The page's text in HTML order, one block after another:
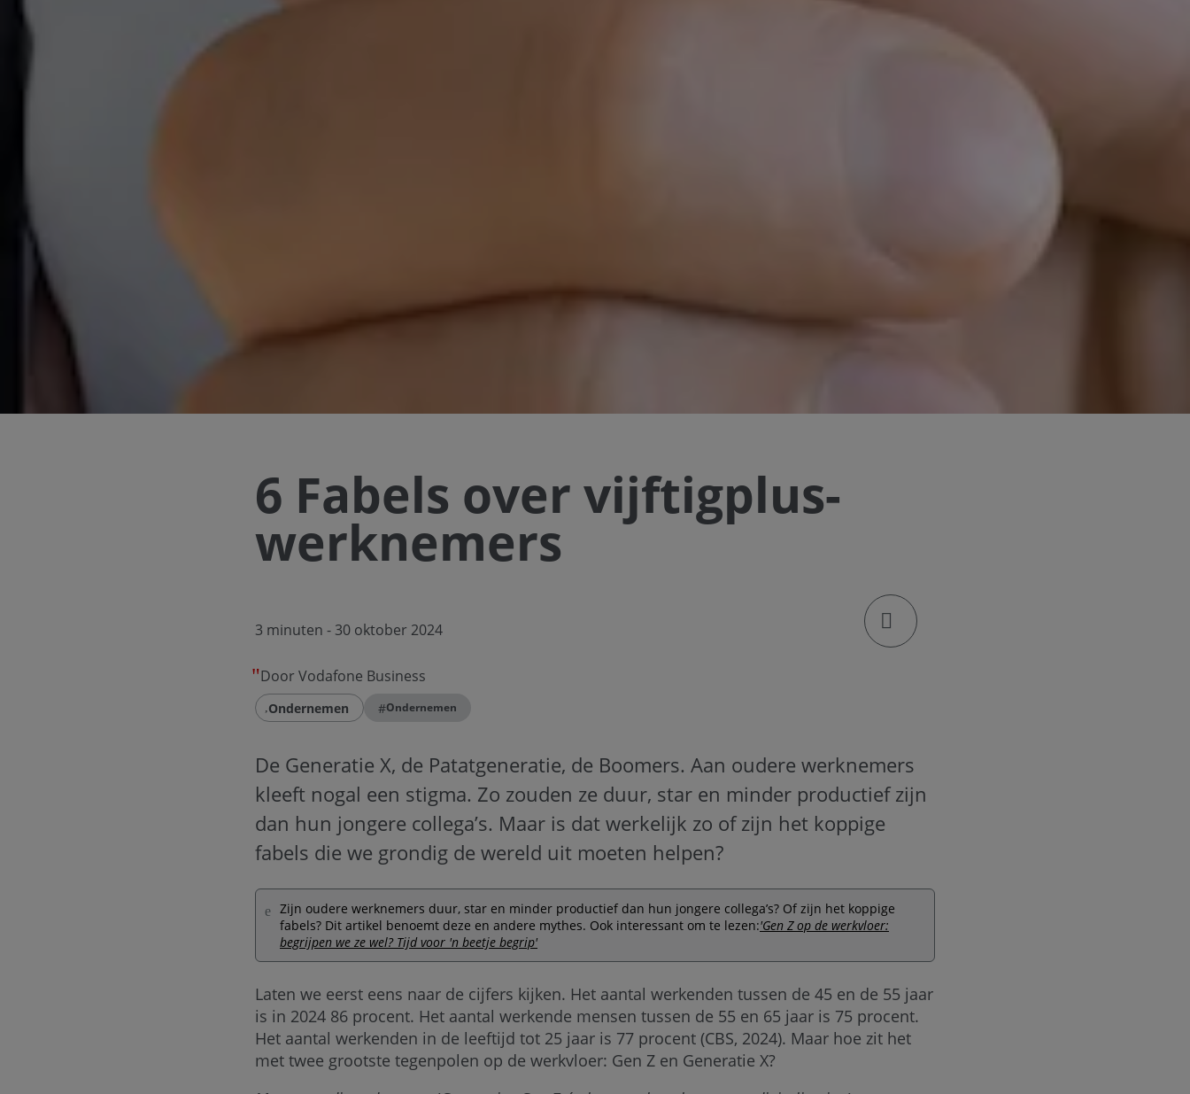
6 Fabels over vijftigplus-
werknemers
3 minuten - 30 oktober 2024
klik om de deellinks te openen
Door Vodafone Business
Ondernemen #Ondernemen
De Generatie X, de Patatgeneratie, de Boomers. Aan oudere werknemers
kleeft nogal een stigma. Zo zouden ze duur, star en minder productief zijn
dan hun jongere collega’s. Maar is dat werkelijk zo of zijn het koppige
fabels die we grondig de wereld uit moeten helpen?
Zijn oudere werknemers duur, star en minder productief dan hun jongere collega’s? Of zijn het koppige
fabels? Dit artikel benoemt deze en andere mythes. Ook interessant om te lezen:'Gen Z op de werkvloer:
begrijpen we ze wel? Tijd voor 'n beetje begrip'
Laten we eerst eens naar de cijfers kijken. Het aantal werkenden tussen de 45 en de 55 jaar
is in 2024 86 procent. Het aantal werkende mensen tussen de 55 en 65 jaar is 75 procent.
Het aantal werkenden in de leeftijd tot 25 jaar is 77 procent (CBS, 2024). Maar hoe zit het
met twee grootste tegenpolen op de werkvloer: Gen Z en Generatie X?